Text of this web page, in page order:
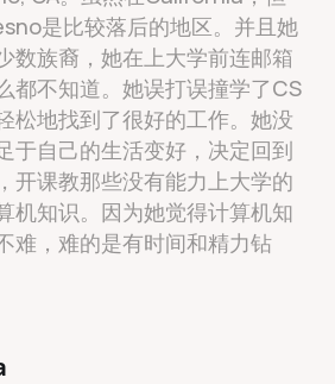
是比较落后的地区。并且她
数族裔，她在上大学前连邮箱
都不知道。她误打误撞学了CS
松地找到了很好的工作。她没
于自己的生活变好，决定回到
开课教那些没有能力上大学的
机知识。因为她觉得计算机知
难，难的是有时间和精力钻